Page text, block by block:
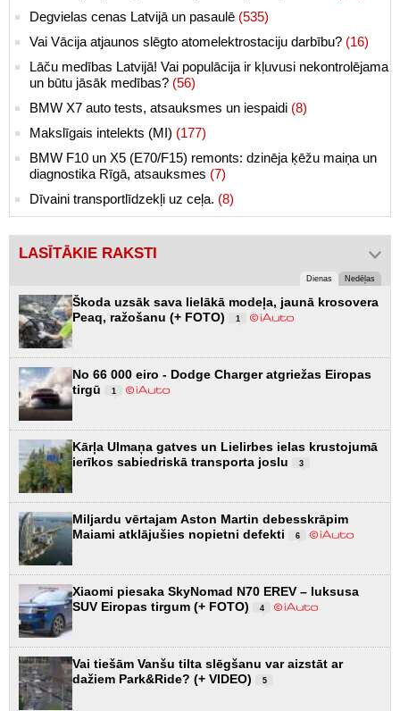
Degvielas cenas Latvijā un pasaulē (535)
Vai Vācija atjaunos slēgto atomelektrostaciju darbību? (16)
Lāču medības Latvijā! Vai populācija ir kļuvusi nekontrolējama
un būtu jāsāk medības? (56)
BMW X7 auto tests, atsauksmes un iespaidi (8)
Makslīgais intelekts (MI) (177)
BMW F10 un X5 (E70/F15) remonts: dzinēja ķēžu maiņa un
diagnostika Rīgā, atsauksmes (7)
Dīvaini transportlīdzekļi uz ceļa. (8)
LASĪTĀKIE RAKSTI
Dienas Nedēļas
Škoda uzsāk sava lielākā modeļa, jaunā krosovera
Peaq, ražošanu (+ FOTO)
1
No 66 000 eiro - Dodge Charger atgriežas Eiropas
tirgū
1
Kārļa Ulmaņa gatves un Lielirbes ielas krustojumā
ierīkos sabiedriskā transporta joslu
3
Miljardu vērtajam Aston Martin debesskrāpim
Maiami atklājušies nopietni defekti
6
Xiaomi piesaka SkyNomad N70 EREV – luksusa
SUV Eiropas tirgum (+ FOTO)
4
Vai tiešām Vanšu tilta slēgšanu var aizstāt ar
dažiem Park&Ride? (+ VIDEO)
5